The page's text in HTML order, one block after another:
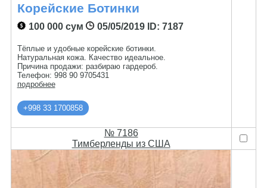
Корейские Ботинки
100 000 сум 05/05/2019ID: 7187
Тёплые и удобные корейские ботинки.
Натуральная кожа. Качество идеальное.
Причина продажи: разбираю гардероб.
Телефон: 998 90 9705431
подробнее
+998 33 1700858
№ 7186
Тимберленды из США